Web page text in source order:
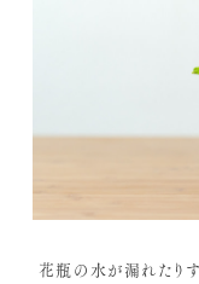
花瓶の水が漏れたり